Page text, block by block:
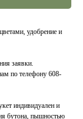
удобрение и
заявки.
по телефону 608-
индивидуален и
бутона, пышностью